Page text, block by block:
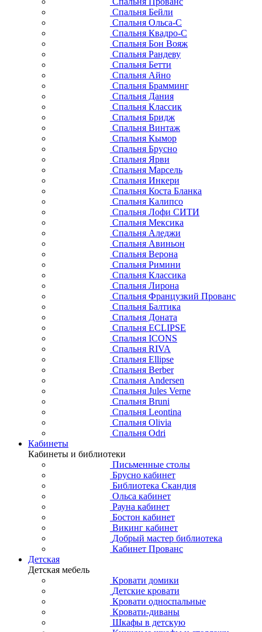
Спальня Бейли
Спальня Ольса-С
Спальня Квадро-С
Спальня Бон Вояж
Спальня Рандеву
Спальня Бетти
Спальня Айно
Спальня Брамминг
Спальня Дания
Спальня Классик
Спальня Бридж
Спальня Винтаж
Спальня Кымор
Спальня Брусно
Спальня Ярви
Спальня Марсель
Спальня Инкери
Спальня Коста Бланка
Спальня Калипсо
Спальня Лофи СИТИ
Спальня Мексика
Спальня Аледжи
Спальня Авиньон
Спальня Верона
Спальня Римини
Спальня Классика
Спальня Лирона
Спальня Французкий Прованс
Спальня Балтика
Спальня Доната
Спальня ECLIPSE
Спальня ICONS
Спальня RIVA
Спальня Ellipse
Спальня Berber
Спальня Andersen
Спальня Jules Verne
Спальня Bruni
Спальня Leontina
Спальня Olivia
Спальня Odri
Кабинеты
Кабинеты и библиотеки
Письменные столы
Брусно кабинет
Библиотека Скандия
Ольса кабинет
Рауна кабинет
Бостон кабинет
Викинг кабинет
Добрый мастер библиотека
Кабинет Прованс
Детская
Детская мебель
Кровати домики
Детские кровати
Кровати односпальные
Кровати-диваны
Шкафы в детскую